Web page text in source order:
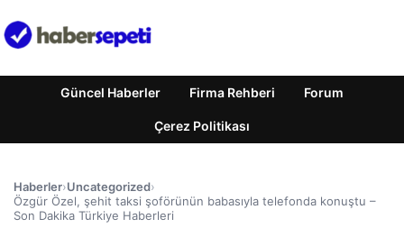
Güncel Haberler Firma Rehberi Forum
Çerez Politikası
Haberler›Uncategorized›
Özgür Özel, şehit taksi şoförünün babasıyla telefonda konuştu –
Son Dakika Türkiye Haberleri